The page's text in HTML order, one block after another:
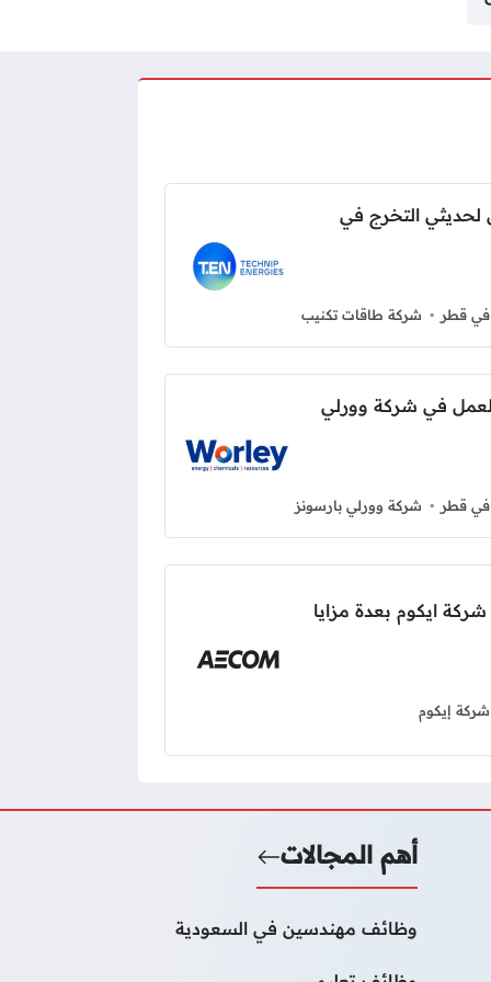
لحديثي التخرج في
في قطر شركة طاقات تكنيب
في شركة وورلي
في قطر شركة وورلي بارسونز
ايكوم بعدة مزايا
شركة إيكوم
أهم المجالات
وظائف مهندسين في السعودية